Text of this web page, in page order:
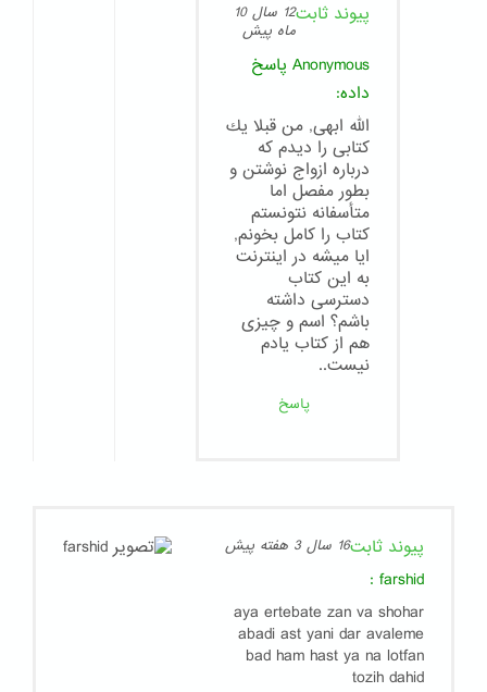
پیوند ثابت
12 سال 10
ماه پیش
Anonymous پاسخ
داده:
الله ابهى, من قبلا يك
كتابى را ديدم كه
درباره ازواج نوشتن و
بطور مفصل اما
متأسفانه نتونستم
كتاب را كامل بخونم,
ايا ميشه در اينترنت
به اين كتاب
دسترسى داشته
باشم؟ اسم و چيزى
هم از كتاب يادم
نيست..
پاسخ
پیوند ثابت16 سال 3 هفته پیش
farshid
:
aya ertebate zan va shohar
abadi ast yani dar avaleme
bad ham hast ya na lotfan
tozih dahid